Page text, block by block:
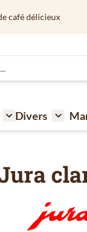
- Lait - Biscuit
Toggle submenu
Divers